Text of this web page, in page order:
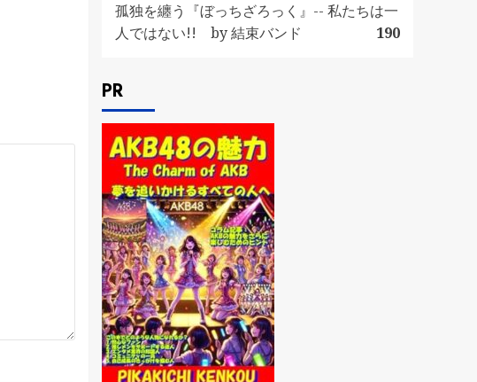
孤独を纏う『ぼっちざろっく』-- 私たちは一
人ではない!! by 結束バンド
190
PR